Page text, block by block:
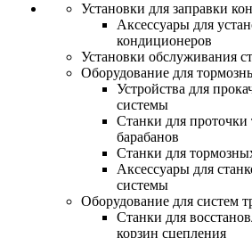
Установки для заправки
Аксессуары для
кондиционеров
Установки обслуживания
Оборудование для
Устройства для
системы
Станки для
барабанов
Станки для
Аксессуары для
системы
Оборудование для систем
Станки для
корзин сцепления